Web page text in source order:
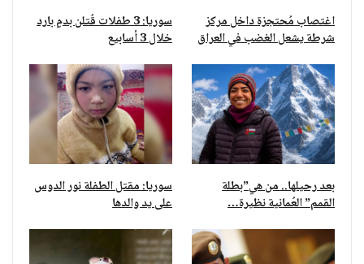
اغتصاب مُحتجزة داخل مركز
شرطة يشعل الغضب في العراق
سوريا: 3 طفلات قُتلن بدمٍ بارد
خلال 3 أسابيع
بعد رحيلها.. من هي”بطلة
القمم” العُمانية نظيرة…
سوريا: مقتل الطفلة نور الدوس
على يد والدها